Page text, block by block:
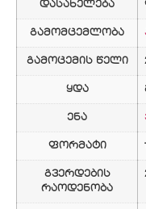
დასახელება
გამომცემლობა
გამოცემის წელი
ყდა
ენა
ფორმატი
გვერდების
რაოდენობა